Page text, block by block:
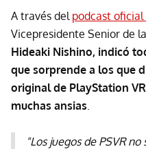
A través del podcast
Vicepresidente Senior de
Hideaki Nishino, indicó
que sorprende a los que
original de PlayStation
muchas ansias
"Los juegos de PSVR